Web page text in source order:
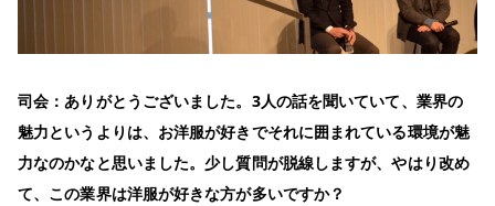
司会：ありがとうございました。 3人の話を聞いていて、業界の
魅力というよりは、お洋服が好きでそれに囲まれている環境が魅
力なのかなと思いました。少し質問が脱線しますが、やはり改め
て、この業界は洋服が好きな方が多いですか？